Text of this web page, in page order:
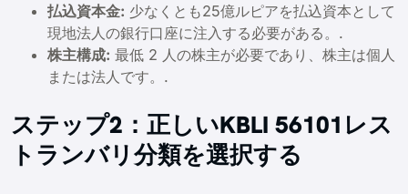
払込資本金: 少なくとも25億ルピアを払込資本として
現地法人の銀行口座に注入する必要がある。.
株主構成: 最低 2 人の株主が必要であり、株主は個人
または法人です。.
ステップ2：正しいKBLI 56101レス
トランバリ分類を選択する